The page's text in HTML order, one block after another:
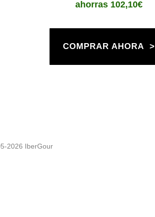
ahorras 102,10€
COMPRAR AHORA >
2026 IberGour